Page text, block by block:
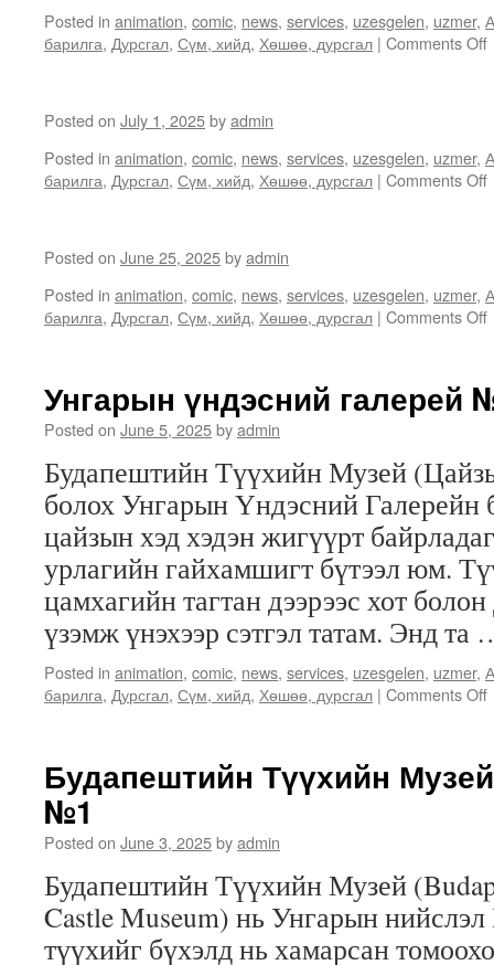
Posted in animation, comic, news, services, uzesgelen, uzmer,
барилга, Дурсгал, Сүм, хийд, Хөшөө, дурсгал | Comments Off
Posted on July 1, 2025byadmin
Posted in animation, comic, news, services, uzesgelen, uzmer,
барилга, Дурсгал, Сүм, хийд, Хөшөө, дурсгал | Comments Off
Posted on June 25, 2025byadmin
Posted in animation, comic, news, services, uzesgelen, uzmer,
барилга, Дурсгал, Сүм, хийд, Хөшөө, дурсгал | Comments Off
Унгарын үндэсний галерей
Posted on June 5, 2025byadmin
Будапештийн Түүхийн Музей
болох Унгарын Үндэсний Галерейн
цайзын хэд хэдэн жигүүрт
урлагийн гайхамшигт бүтээл юм.
цамхагийн тагтан дээрээс хот
үзэмж үнэхээр сэтгэл татам. Энд
Posted in animation, comic, news, services, uzesgelen, uzmer,
барилга, Дурсгал, Сүм, хийд, Хөшөө, дурсгал | Comments Off
Будапештийн Түүхийн
№1
Posted on June 3, 2025byadmin
Будапештийн Түүхийн Музей
Castle Museum) нь Унгарын
түүхийг бүхэлд нь хамарсан